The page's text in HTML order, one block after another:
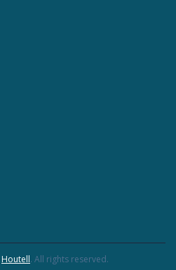
Houtell. All rights reserved.